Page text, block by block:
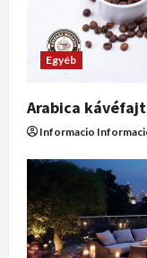
Egyéb
Arabica
Informacio